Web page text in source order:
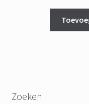
Zoeken